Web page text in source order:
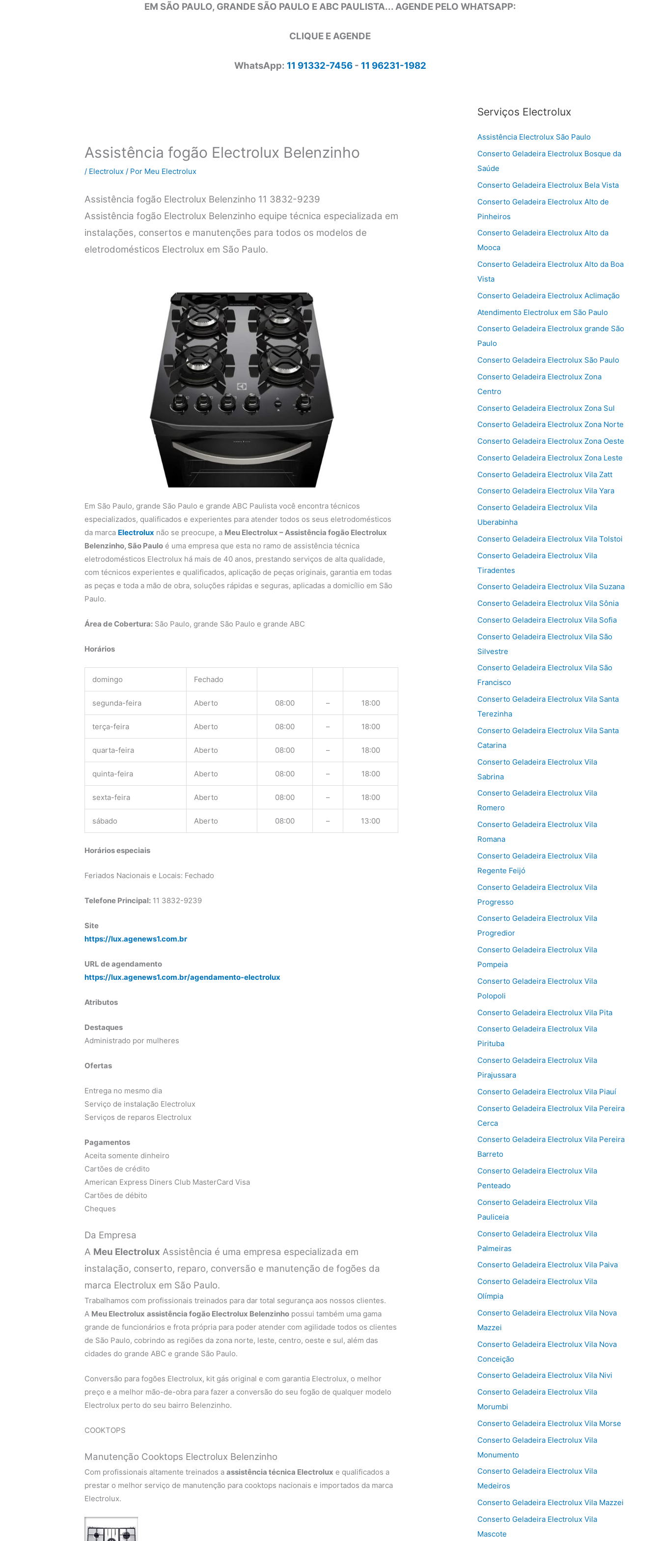
EM SÃO PAULO, GRANDE SÃO PAULO E ABC PAULISTA... AGENDE PELO WHATSAPP:
CLIQUE E AGENDE
WhatsApp: 11 91332-7456- 11 96231-1982
Assistência fogão Electrolux Belenzinho
/ Electrolux / Por Meu Electrolux
Assistência fogão Electrolux Belenzinho 11 3832-9239
Assistência fogão Electrolux Belenzinho equipe técnica especializada em
instalações, consertos e manutenções para todos os modelos de
eletrodomésticos Electrolux em São Paulo.
Em São Paulo, grande São Paulo e grande ABC Paulista você encontra técnicos
especializados, qualificados e experientes para atender todos os seus eletrodomésticos
da marca Electrolux não se preocupe, a Meu Electrolux – Assistência fogão Electrolux
Belenzinho, São Paulo é uma empresa que esta no ramo de assistência técnica
eletrodomésticos Electrolux há mais de 40 anos, prestando serviços de alta qualidade,
com técnicos experientes e qualificados, aplicação de peças originais, garantia em todas
as peças e toda a mão de obra, soluções rápidas e seguras, aplicadas a domicílio em São
Paulo.
Área de Cobertura: São Paulo, grande São Paulo e grande ABC
Horários
domingo Fechado
segunda-feira Aberto 08:00 – 18:00
terça-feira Aberto 08:00 – 18:00
quarta-feira Aberto 08:00 – 18:00
quinta-feira Aberto 08:00 – 18:00
sexta-feira Aberto 08:00 – 18:00
sábado Aberto 08:00 – 13:00
Horários especiais
Feriados Nacionais e Locais: Fechado
Telefone Principal: 11 3832-9239
Site
https://lux.agenews1.com.br
URL de agendamento
https://lux.agenews1.com.br/agendamento-electrolux
Atributos
Destaques
Administrado por mulheres
Ofertas
Entrega no mesmo dia
Serviço de instalação Electrolux
Serviços de reparos Electrolux
Pagamentos
Aceita somente dinheiro
Cartões de crédito
American Express Diners Club MasterCard Visa
Cartões de débito
Cheques
Da Empresa
A Meu Electrolux Assistência é uma empresa especializada em
instalação, conserto, reparo, conversão e manutenção de fogões da
marca Electrolux em São Paulo.
Trabalhamos com profissionais treinados para dar total segurança aos nossos clientes.
A Meu Electrolux assistência fogão Electrolux Belenzinho possui também uma gama
grande de funcionários e frota própria para poder atender com agilidade todos os clientes
de São Paulo, cobrindo as regiões da zona norte, leste, centro, oeste e sul, além das
cidades do grande ABC e grande São Paulo.
Conversão para fogões Electrolux, kit gás original e com garantia Electrolux, o melhor
preço e a melhor mão-de-obra para fazer a conversão do seu fogão de qualquer modelo
Electrolux perto do seu bairro Belenzinho.
COOKTOPS
Manutenção Cooktops Electrolux Belenzinho
Com profissionais altamente treinados aassistência técnica Electrolux e qualificados a
prestar o melhor serviço de manutenção para cooktops nacionais e importados da marca
Electrolux.
Serviços Electrolux
Assistência Electrolux São Paulo
Conserto Geladeira Electrolux Bosque da
Saúde
Conserto Geladeira Electrolux Bela Vista
Conserto Geladeira Electrolux Alto de
Pinheiros
Conserto Geladeira Electrolux Alto da
Mooca
Conserto Geladeira Electrolux Alto da Boa
Vista
Conserto Geladeira Electrolux Aclimação
Atendimento Electrolux em São Paulo
Conserto Geladeira Electrolux grande São
Paulo
Conserto Geladeira Electrolux São Paulo
Conserto Geladeira Electrolux Zona
Centro
Conserto Geladeira Electrolux Zona Sul
Conserto Geladeira Electrolux Zona Norte
Conserto Geladeira Electrolux Zona Oeste
Conserto Geladeira Electrolux Zona Leste
Conserto Geladeira Electrolux Vila Zatt
Conserto Geladeira Electrolux Vila Yara
Conserto Geladeira Electrolux Vila
Uberabinha
Conserto Geladeira Electrolux Vila Tolstoi
Conserto Geladeira Electrolux Vila
Tiradentes
Conserto Geladeira Electrolux Vila Suzana
Conserto Geladeira Electrolux Vila Sônia
Conserto Geladeira Electrolux Vila Sofia
Conserto Geladeira Electrolux Vila São
Silvestre
Conserto Geladeira Electrolux Vila São
Francisco
Conserto Geladeira Electrolux Vila Santa
Terezinha
Conserto Geladeira Electrolux Vila Santa
Catarina
Conserto Geladeira Electrolux Vila
Sabrina
Conserto Geladeira Electrolux Vila
Romero
Conserto Geladeira Electrolux Vila
Romana
Conserto Geladeira Electrolux Vila
Regente Feijó
Conserto Geladeira Electrolux Vila
Progresso
Conserto Geladeira Electrolux Vila
Progredior
Conserto Geladeira Electrolux Vila
Pompeia
Conserto Geladeira Electrolux Vila
Polopoli
Conserto Geladeira Electrolux Vila Pita
Conserto Geladeira Electrolux Vila
Pirituba
Conserto Geladeira Electrolux Vila
Pirajussara
Conserto Geladeira Electrolux Vila Piauí
Conserto Geladeira Electrolux Vila Pereira
Cerca
Conserto Geladeira Electrolux Vila Pereira
Barreto
Conserto Geladeira Electrolux Vila
Penteado
Conserto Geladeira Electrolux Vila
Pauliceia
Conserto Geladeira Electrolux Vila
Palmeiras
Conserto Geladeira Electrolux Vila Paiva
Conserto Geladeira Electrolux Vila
Olímpia
Conserto Geladeira Electrolux Vila Nova
Mazzei
Conserto Geladeira Electrolux Vila Nova
Conceição
Conserto Geladeira Electrolux Vila Nivi
Conserto Geladeira Electrolux Vila
Morumbi
Conserto Geladeira Electrolux Vila Morse
Conserto Geladeira Electrolux Vila
Monumento
Conserto Geladeira Electrolux Vila
Medeiros
Conserto Geladeira Electrolux Vila Mazzei
Conserto Geladeira Electrolux Vila
Mascote